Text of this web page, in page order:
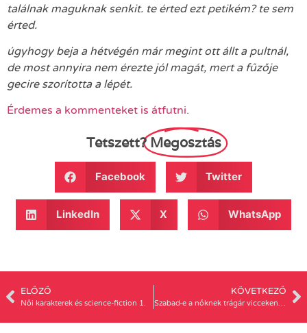
találnak maguknak senkit. te érted ezt petikém? te sem
érted.
úgyhogy beja a hétvégén már megint ott állt a pultnál,
de most annyira nem érezte jól magát, mert a fűzője
gecire szorította a lépét.
Érdemes a kommenteket is átfutni.
Tetszett?Megosztás
Facebook Twitter
LinkedIn X WhatsApp
ELŐZŐ
Női karakterek és science-fiction 1.
KÖVETKEZŐ
Szabad-e a nőknek trágár vicceken nevetni?